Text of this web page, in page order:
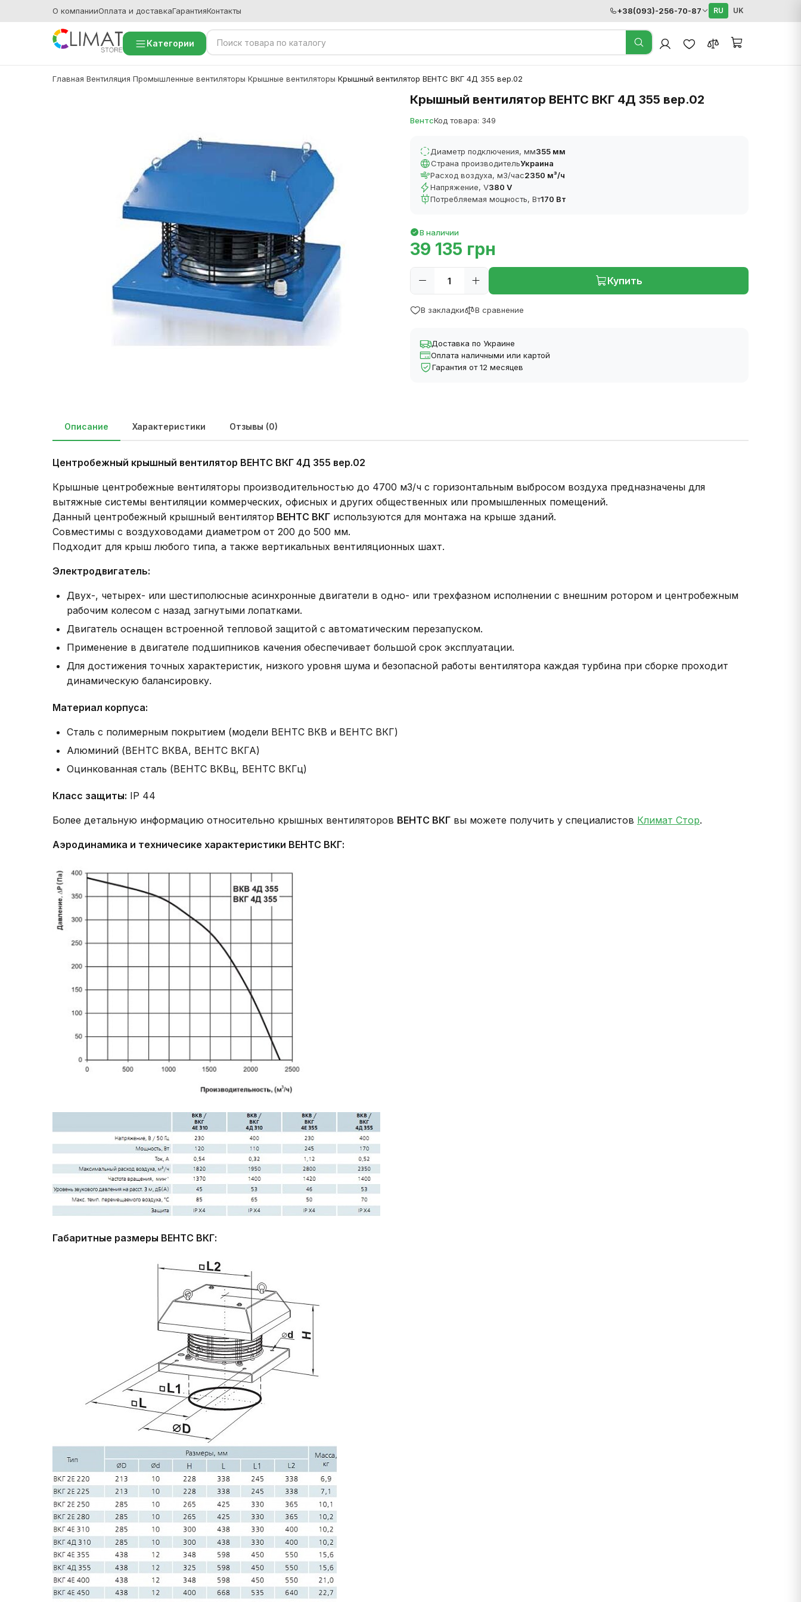
О компанииОплата и доставкаГарантияКонтакты +38(093)-256-70-87 RU UK
Категории
Главная Вентиляция Промышленные вентиляторы Крышные вентиляторы Крышный вентилятор ВЕНТС ВКГ 4Д 355 вер.02
Крышный вентилятор ВЕНТС ВКГ 4Д 355 вер.02
ВентсКод товара: 349
Диаметр подключения, мм355 мм
Страна производительУкраина
Расход воздуха, м3/час2350 м³/ч
Напряжение, V380 V
Потребляемая мощность, Вт170 Вт
В наличии
39 135 грн
Купить
В закладки В сравнение
Доставка по Украине
Оплата наличными или картой
Гарантия от 12 месяцев
Описание Характеристики Отзывы (0)
Центробежный крышный вентилятор ВЕНТС ВКГ 4Д 355 вер.02
Крышные центробежные вентиляторы производительностью до 4700 м3/ч с горизонтальным выбросом воздуха предназначены для
вытяжные системы вентиляции коммерческих, офисных и других общественных или промышленных помещений.
Данный центробежный крышный вентилятор ВЕНТС ВКГ используются для монтажа на крыше зданий.
Совместимы с воздуховодами диаметром от 200 до 500 мм.
Подходит для крыш любого типа, а также вертикальных вентиляционных шахт.
Электродвигатель:
Двух-, четырех- или шестиполюсные асинхронные двигатели в одно- или трехфазном исполнении с внешним ротором и центробежным
рабочим колесом с назад загнутыми лопатками.
Двигатель оснащен встроенной тепловой защитой с автоматическим перезапуском.
Применение в двигателе подшипников качения обеспечивает большой срок эксплуатации.
Для достижения точных характеристик, низкого уровня шума и безопасной работы вентилятора каждая турбина при сборке проходит
динамическую балансировку.
Материал корпуса:
Сталь с полимерным покрытием (модели ВЕНТС ВКВ и ВЕНТС ВКГ)
Алюминий (ВЕНТС ВКВА, ВЕНТС ВКГА)
Оцинкованная сталь (ВЕНТС ВКВц, ВЕНТС ВКГц)
Класс защиты: IP 44
Более детальную информацию относительно крышных вентиляторов ВЕНТС ВКГ вы можете получить у специалистов Климат Стор.
Аэродинамика и техничесике характеристики ВЕНТС ВКГ:
Габаритные размеры ВЕНТС ВКГ: